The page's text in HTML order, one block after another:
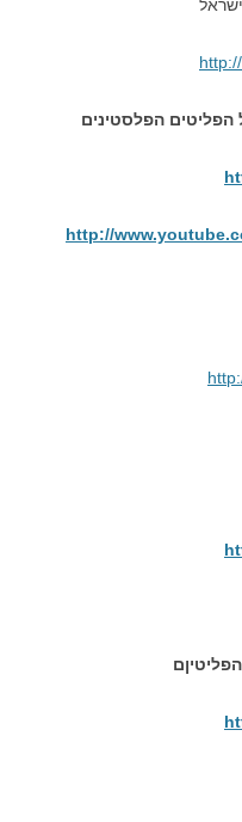
הפלסטינים
http://